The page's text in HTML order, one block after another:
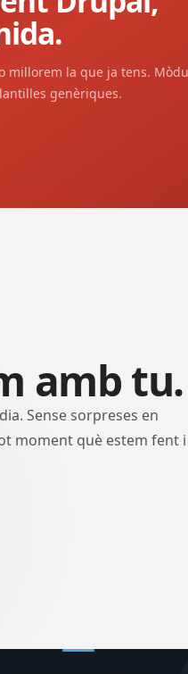
millorem la que ja tens.
genèriques.
amb tu.
Sense sorpreses en
moment què estem fent